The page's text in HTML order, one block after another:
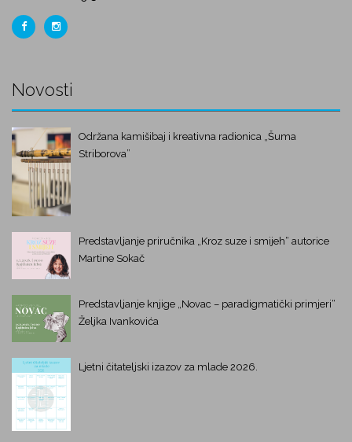
Novosti
Održana kamišibaj i kreativna radionica „Šuma
Striborova”
Predstavljanje priručnika „Kroz suze i smijeh“ autorice
Martine Sokač
Predstavljanje knjige „Novac – paradigmatički primjeri“
Željka Ivankovića
Ljetni čitateljski izazov za mlade 2026.